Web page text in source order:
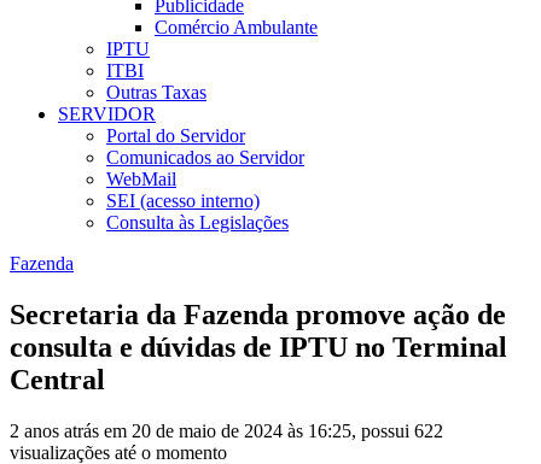
Publicidade
Comércio Ambulante
IPTU
ITBI
Outras Taxas
SERVIDOR
Portal do Servidor
Comunicados ao Servidor
WebMail
SEI (acesso interno)
Consulta às Legislações
Fazenda
Secretaria da Fazenda promove ação de
consulta e dúvidas de IPTU no Terminal
Central
2 anos atrás em 20 de maio de 2024 às 16:25, possui 622
visualizações até o momento